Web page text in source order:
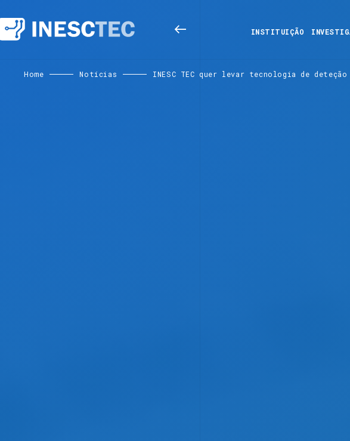
INSTITUIÇÃO
Home Notícias INESC TEC quer levar tecnologia de